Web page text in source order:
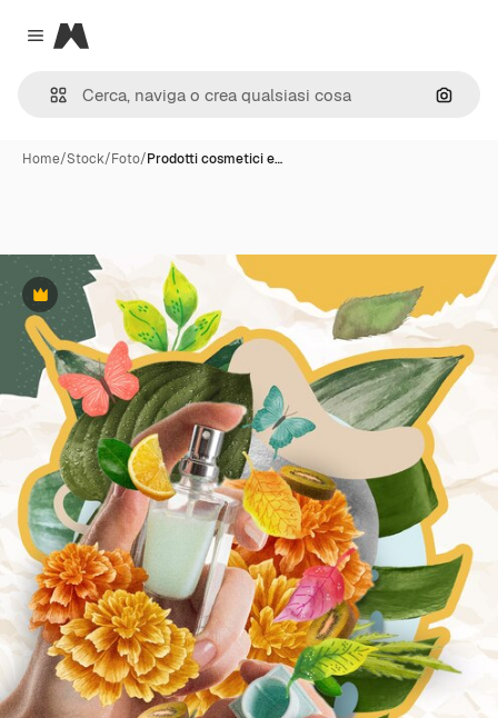
Close menu
Magnific
Cerca
Home/Stock/Foto/Prodotti cosmetici e…
Premium